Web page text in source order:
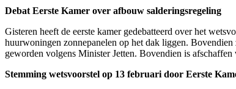
Debat Eerste Kamer over afbouw salderingsregeling
Gisteren heeft de eerste kamer gedebatteerd over het
huurwoningen zonnepanelen op het dak liggen.
geworden volgens Minister Jetten. Bovendien is
Stemming wetsvoorstel op 13 februari door Eerste